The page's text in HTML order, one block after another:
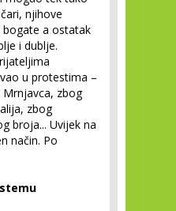
njihove
bogate a ostatak
i dublje.
u protestima –
zbog
zbog
broja... Uvijek na
način. Po